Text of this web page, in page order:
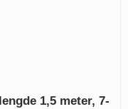
1,5 meter, 7-